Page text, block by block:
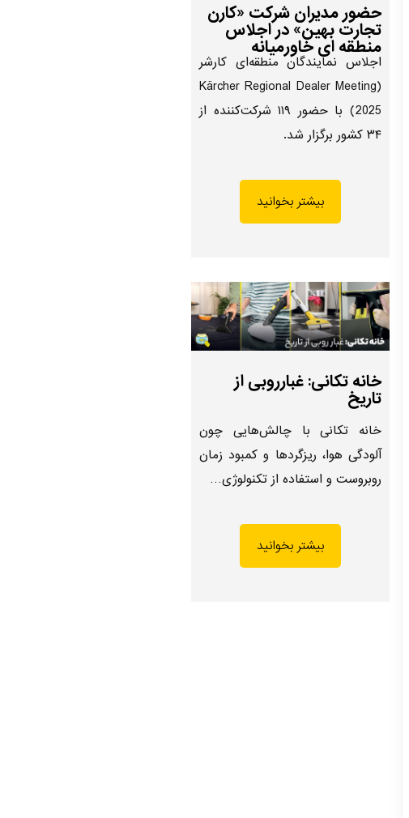
حضور مدیران شرکت «کارن
تجارت بهین» در اجلاس
منطقه ای خاورمیانه
اجلاس نمایندگان منطقه‌ای کارشر
(Kärcher Regional Dealer Meeting
2025) با حضور ۱۱۹ شرکت‌کننده از
۳۴ کشور برگزار شد.
بیشتر بخوانید
خانه تکانی: غبارروبی از
تاریخ
خانه تکانی با چالش‌هایی چون
آلودگی هوا، ریزگردها و کمبود زمان
روبروست و استفاده از تکنولوژی…
بیشتر بخوانید